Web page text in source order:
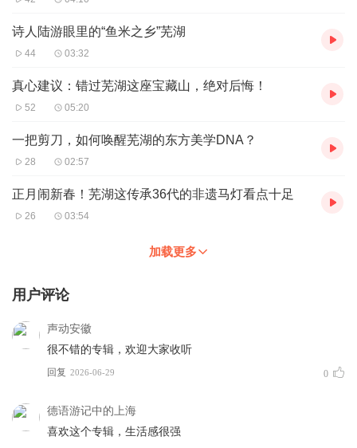
诗人陆游眼里的“鱼米之乡”芜湖
44 03:32
真心建议：错过芜湖这座宝藏山，绝对后悔！
52 05:20
一把剪刀，如何唤醒芜湖的东方美学DNA？
28 02:57
正月闹新春！芜湖这传承36代的非遗马灯看点十足
26 03:54
加载更多
用户评论
声动安徽
很不错的专辑，欢迎大家收听
回复 2026-06-29 0
德语游记中的上海
喜欢这个专辑，生活感很强